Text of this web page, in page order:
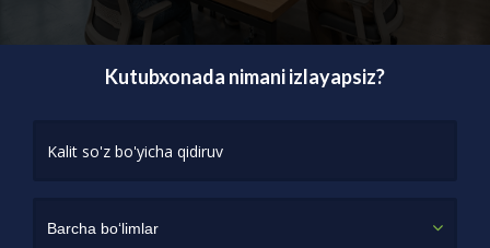
Kutubxonada nimani izlayapsiz?
Barcha bo‘limlar